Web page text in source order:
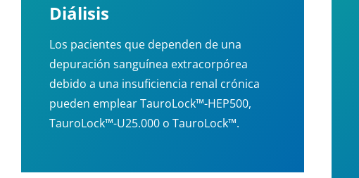
Diálisis
Los pacientes que dependen de una
depuración sanguínea extracorpórea
debido a una insuficiencia renal crónica
pueden emplear TauroLock™-HEP500,
TauroLock™-U25.000 o TauroLock™.